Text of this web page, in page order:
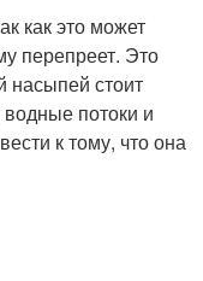
как это может
перепреет. Это
насыпей стоит
потоки и
к тому, что она